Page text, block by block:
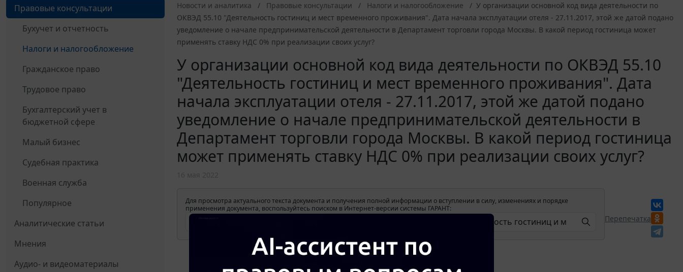
Правовые консультации
Бухучет и отчетность
Налоги и налогообложение
Гражданское право
Трудовое право
Бухгалтерский учет в
бюджетной сфере
Малый бизнес
Судебная практика
Военная служба
Популярное
Аналитические статьи
Мнения
Аудио- и видеоматериалы
Новости и аналитика Правовые консультации Налоги и налогообложение
У организации основной код вида деятельности по
ОКВЭД 55.10 "Деятельность гостиниц и мест временного проживания". Дата начала эксплуатации отеля - 27.11.2017, этой же датой подано
уведомление о начале предпринимательской деятельности в Департамент торговли города Москвы. В какой период гостиница может
применять ставку НДС 0% при реализации своих услуг?
У организации основной код вида деятельности по ОКВЭД 55.10
"Деятельность гостиниц и мест временного проживания". Дата
начала эксплуатации отеля - 27.11.2017, этой же датой подано
уведомление о начале предпринимательской деятельности в
Департамент торговли города Москвы. В какой период гостиница
может применять ставку НДС 0% при реализации своих услуг?
Для просмотра актуального текста документа и получения полной информации о вступлении в силу, изменениях и порядке
применения документа, воспользуйтесь поиском в Интернет-версии системы ГАРАНТ:
Перепечатка